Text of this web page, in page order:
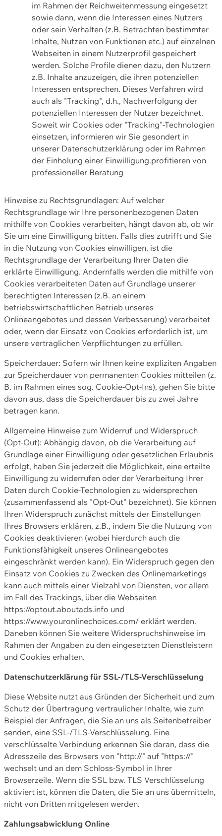
im Rahmen der Reichweitenmessung eingesetzt
sowie dann, wenn die Interessen eines Nutzers
oder sein Verhalten (z.B. Betrachten bestimmter
Inhalte, Nutzen von Funktionen etc.) auf einzelnen
Webseiten in einem Nutzerprofil gespeichert
werden. Solche Profile dienen dazu, den Nutzern
z.B. Inhalte anzuzeigen, die ihren potenziellen
Interessen entsprechen. Dieses Verfahren wird
auch als "Tracking", d.h., Nachverfolgung der
potenziellen Interessen der Nutzer bezeichnet.
Soweit wir Cookies oder "Tracking"-Technologien
einsetzen, informieren wir Sie gesondert in
unserer Datenschutzerklärung oder im Rahmen
der Einholung einer Einwilligung.profitieren von
professioneller Beratung
Hinweise zu Rechtsgrundlagen: Auf welcher
Rechtsgrundlage wir Ihre personenbezogenen Daten
mithilfe von Cookies verarbeiten, hängt davon ab, ob wir
Sie um eine Einwilligung bitten. Falls dies zutrifft und Sie
in die Nutzung von Cookies einwilligen, ist die
Rechtsgrundlage der Verarbeitung Ihrer Daten die
erklärte Einwilligung. Andernfalls werden die mithilfe von
Cookies verarbeiteten Daten auf Grundlage unserer
berechtigten Interessen (z.B. an einem
betriebswirtschaftlichen Betrieb unseres
Onlineangebotes und dessen Verbesserung) verarbeitet
oder, wenn der Einsatz von Cookies erforderlich ist, um
unsere vertraglichen Verpflichtungen zu erfüllen.
Speicherdauer: Sofern wir Ihnen keine expliziten Angaben
zur Speicherdauer von permanenten Cookies mitteilen (z.
B. im Rahmen eines sog. Cookie-Opt-Ins), gehen Sie bitte
davon aus, dass die Speicherdauer bis zu zwei Jahre
betragen kann.
Allgemeine Hinweise zum Widerruf und Widerspruch
(Opt-Out): Abhängig davon, ob die Verarbeitung auf
Grundlage einer Einwilligung oder gesetzlichen Erlaubnis
erfolgt, haben Sie jederzeit die Möglichkeit, eine erteilte
Einwilligung zu widerrufen oder der Verarbeitung Ihrer
Daten durch Cookie-Technologien zu widersprechen
(zusammenfassend als "Opt-Out" bezeichnet). Sie können
Ihren Widerspruch zunächst mittels der Einstellungen
Ihres Browsers erklären, z.B., indem Sie die Nutzung von
Cookies deaktivieren (wobei hierdurch auch die
Funktionsfähigkeit unseres Onlineangebotes
eingeschränkt werden kann). Ein Widerspruch gegen den
Einsatz von Cookies zu Zwecken des Onlinemarketings
kann auch mittels einer Vielzahl von Diensten, vor allem
im Fall des Trackings, über die Webseiten
https://optout.aboutads.info und
https://www.youronlinechoices.com/ erklärt werden.
Daneben können Sie weitere Widerspruchshinweise im
Rahmen der Angaben zu den eingesetzten Dienstleistern
und Cookies erhalten.
Datenschutzerklärung für SSL-/TLS-Verschlüsselung
Diese Website nutzt aus Gründen der Sicherheit und zum
Schutz der Übertragung vertraulicher Inhalte, wie zum
Beispiel der Anfragen, die Sie an uns als Seitenbetreiber
senden, eine SSL-/TLS-Verschlüsselung. Eine
verschlüsselte Verbindung erkennen Sie daran, dass die
Adresszeile des Browsers von "http://" auf "https://"
wechselt und an dem Schloss-Symbol in Ihrer
Browserzeile. Wenn die SSL bzw. TLS Verschlüsselung
aktiviert ist, können die Daten, die Sie an uns übermitteln,
nicht von Dritten mitgelesen werden.
Zahlungsabwicklung Online